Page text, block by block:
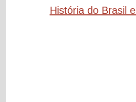
História do Brasil